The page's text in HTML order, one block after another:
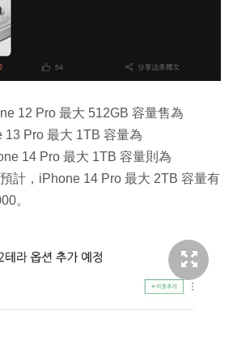
12 Pro 最大 512GB 容量售為
13 Pro 最大 1TB 容量為
14 Pro 最大 1TB 容量則為
計，iPhone 14 Pro 最大 2TB 容量有
。